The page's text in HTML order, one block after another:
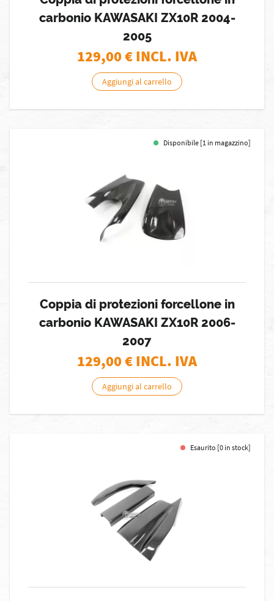
carbonio KAWASAKI ZX10R 2004-
2005
129,00€ INCL. IVA
Aggiungi al carrello
Disponibile [1 in magazzino]
Coppia di protezioni forcellone in
carbonio KAWASAKI ZX10R 2006-
2007
129,00€ INCL. IVA
Aggiungi al carrello
Esaurito [0 in stock]